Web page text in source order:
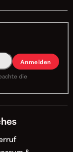
Anmelden
die